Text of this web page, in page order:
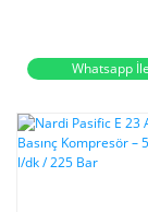
Whatsapp